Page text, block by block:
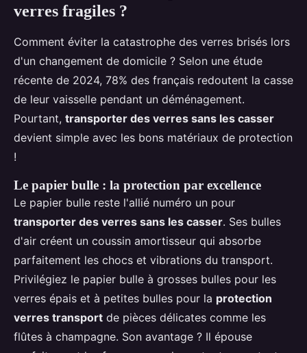
verres fragiles ?
Comment éviter la catastrophe des verres brisés lors
d'un changement de domicile ? Selon une étude
récente de 2024, 78% des français redoutent la casse
de leur vaisselle pendant un déménagement.
Pourtant, transporter des verres sans les casser
devient simple avec les bons matériaux de protection
!
Le papier bulle : la protection par excellence
Le papier bulle reste l'allié numéro un pour
transporter des verres sans les casser. Ses bulles
d'air créent un coussin amortisseur qui absorbe
parfaitement les chocs et vibrations du transport.
Privilégiez le papier bulle à grosses bulles pour les
verres épais et à petites bulles pour la protection
verres transport de pièces délicates comme les
flûtes à champagne. Son avantage ? Il épouse